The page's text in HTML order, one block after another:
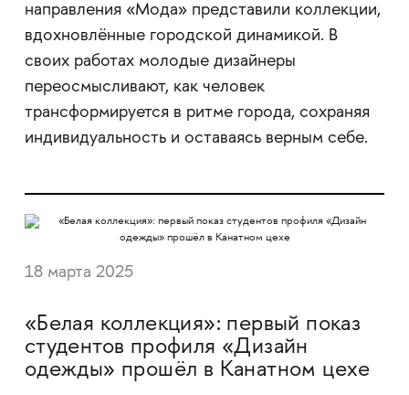
направления «Мода» представили коллекции,
вдохновлённые городской динамикой. В
своих работах молодые дизайнеры
переосмысливают, как человек
трансформируется в ритме города, сохраняя
индивидуальность и оставаясь верным себе.
18 марта 2025
«Белая коллекция»: первый показ
студентов профиля «Дизайн
одежды» прошёл в Канатном цехе